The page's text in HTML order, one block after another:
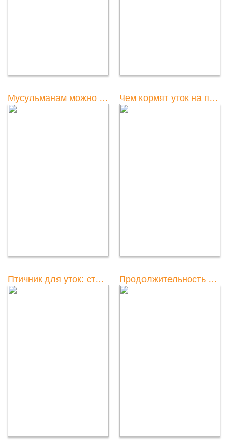
Мусульманам можно ли есть утку? Полезная информация Чем кормят уток на пруду в парке?
Птичник для уток: строительство и устройство Продолжительность жизни уток в Москве